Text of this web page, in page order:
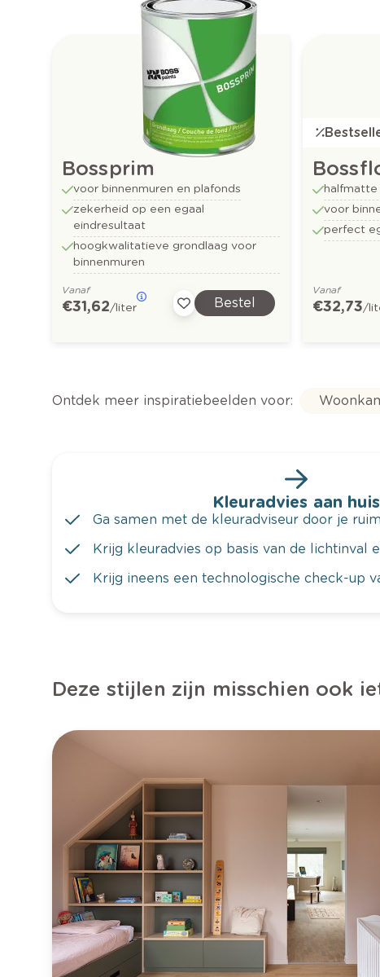
Bossprim
voor binnenmuren en plafonds
zekerheid op een egaal
eindresultaat
hoogkwalitatieve grondlaag voor
binnenmuren
Vanaf
€ 31,62/liter Bestel
halfmatte
voor
perfect
Vanaf
€ 32,73/
Ontdek meer inspiratiebeelden voor:
Kleuradvies aan huis
Ga samen met de kleuradviseur door je
Krijg kleuradvies op basis van de lichtinval
Krijg ineens een technologische check-up
Deze stijlen zijn misschien ook